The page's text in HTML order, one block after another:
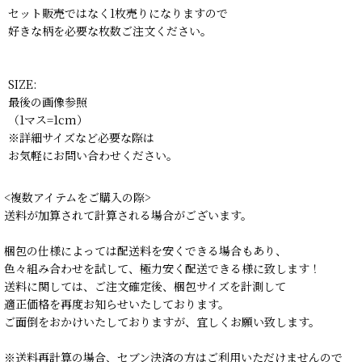
セット販売ではなく1枚売りになりますので
好きな柄を必要な枚数ご注文ください。
SIZE:
最後の画像参照
（1マス=1cm）
※詳細サイズなど必要な際は
お気軽にお問い合わせください。
<複数アイテムをご購入の際>
送料が加算されて計算される場合がございます。
梱包の仕様によっては配送料を安くできる場合もあり、
色々組み合わせを試して、極力安く配送できる様に致します！
送料に関しては、ご注文確定後、梱包サイズを計測して
適正価格を再度お知らせいたしております。
ご面倒をおかけいたしておりますが、宜しくお願い致します。
※送料再計算の場合、セブン決済の方はご利用いただけませんので